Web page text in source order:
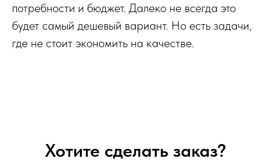
потребности и бюджет. Далеко не всегда это
будет самый дешевый вариант. Но есть задачи,
где не стоит экономить на качестве.
Хотите сделать заказ?